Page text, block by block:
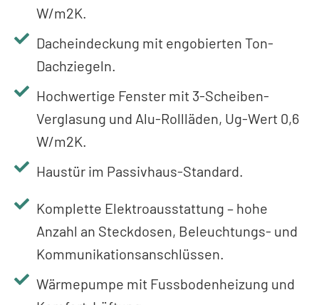
W/m2K.
Dacheindeckung mit engobierten Ton-
Dachziegeln.
Hochwertige Fenster mit 3-Scheiben-
Verglasung und Alu-Rollläden, Ug-Wert 0,6
W/m2K.
Haustür im Passivhaus-Standard.
Komplette Elektroausstattung – hohe
Anzahl an Steckdosen, Beleuchtungs- und
Kommunikationsanschlüssen.
Wärmepumpe mit Fussbodenheizung und